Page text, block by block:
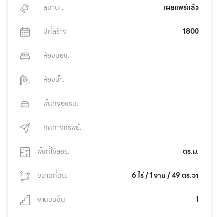
สถานะ: เผยแพร่แล้ว
ปีที่สร้าง: 1800
ห้องนอน:
ห้องน้ำ:
พื้นที่จอดรถ:
ทิศทางทรัพย์:
พื้นที่ใช้สอย: ตร.ม.
ขนาดที่ดิน: 6 ไร่ / 1 งาน / 49 ตร.วา
จำนวนชั้น: 1